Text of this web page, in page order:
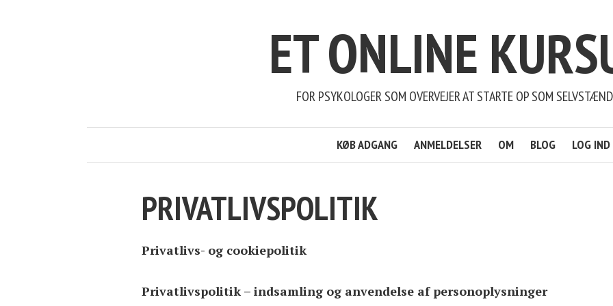
ET ONLINE
FOR PSYKOLOGER SOM OVERVEJER AT STARTE OP SOM
KØB ADGANG ANMELDELSER OM BLOG LOG IND
PRIVATLIVSPOLITIK
Privatlivs- og cookiepolitik
Privatlivspolitik – indsamling og anvendelse af personoplysninger